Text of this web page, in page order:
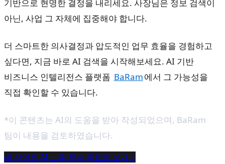
기반으로 현명한 결정을 내리세요. 사장님은 정보 검색이
아닌, 사업 그 자체에 집중해야 합니다.
더 스마트한 의사결정과 압도적인 업무 효율을 경험하고
싶다면, 지금 바로 AI 검색을 시작해보세요. AI 기반
비즈니스 인텔리전스 플랫폼 BaRam에서 그 가능성을
직접 확인할 수 있습니다.
*이 콘텐츠는 AI의 도움을 받아 작성되었으며, BaRam
팀이 내용을 검토하였습니다.
내 사이트 AI 노출 점수 무료로 보기→